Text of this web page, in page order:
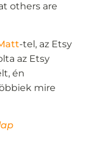
others are
-tel, az Etsy
az Etsy
én
mire